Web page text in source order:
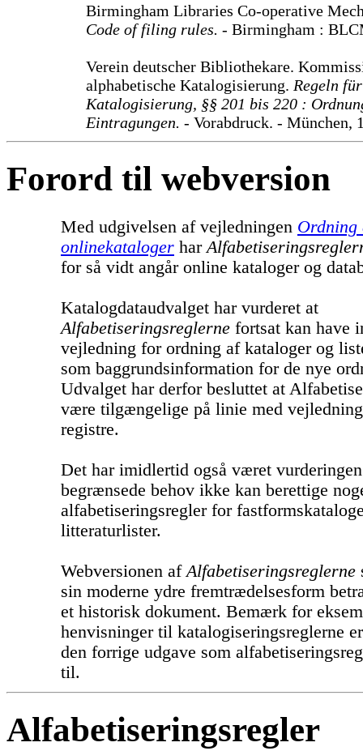
Birmingham Libraries Co-operative
Code of filing rules. - Birmingham :
Verein deutscher Bibliothekare.
alphabetische Katalogisierung. Regeln
Katalogisierung, §§ 201 bis 220 :
Eintragungen. - Vorabdruck. - München,
Forord til webversion
Med udgivelsen af vejledningen Ordning
onlinekataloger har
for så vidt angår online kataloger og
Katalogdataudvalget har vurderet at
Alfabetiseringsreglerne fortsat kan have
vejledning for ordning af kataloger og
som baggrundsinformation for de nye
Udvalget har derfor besluttet at
være tilgængelige på linie med
registre.
Det har imidlertid også været
begrænsede behov ikke kan berettige
alfabetiseringsregler for
litteraturlister.
Webversionen af Alfabetiseringsreglerne
sin moderne ydre fremtrædelsesform
et historisk dokument. Bemærk for
henvisninger til katalogiseringsreglerne
den forrige udgave som
til.
Alfabetiseringsregler